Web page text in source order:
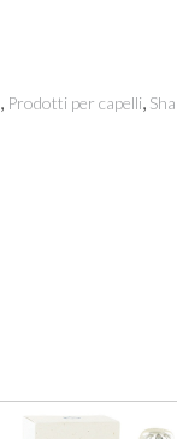
, Prodotti per capelli,